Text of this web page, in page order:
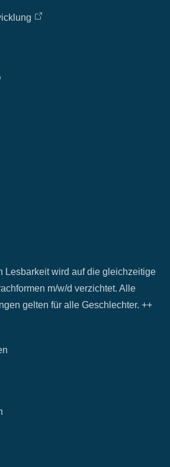
Lesbarkeit wird auf die gleichzeitige
m/w/d verzichtet. Alle
gelten für alle Geschlechter. ++